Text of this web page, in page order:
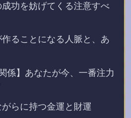
功を妨げてくる注意すべ
ることになる人脈と、あ
係】あなたが今、一番注力
らに持つ金運と財運